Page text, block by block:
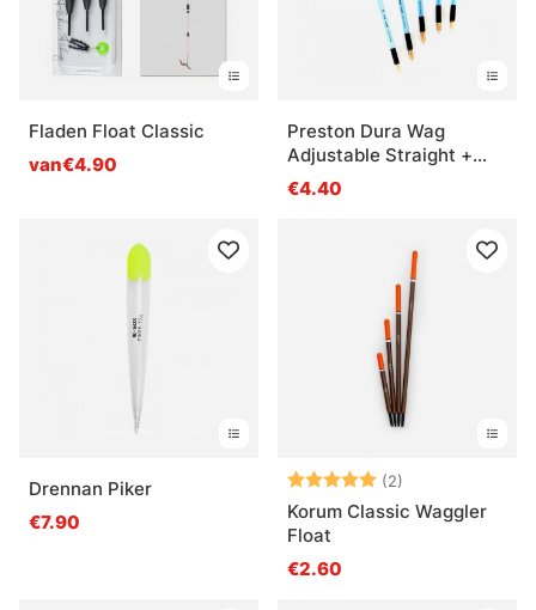
Fladen Float Classic
van€4.90
Preston Dura Wag
Adjustable Straight +
Inserts
€4.40
Drennan Piker
€7.90
Beoordeling:
(2)
Korum Classic Waggler
Float
€2.60